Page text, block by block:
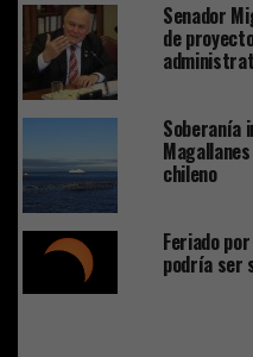
Senador
de
Soberanía
chileno
Feriado
podría ser